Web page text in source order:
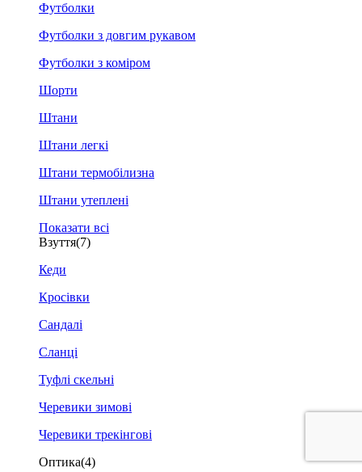
Футболки
Футболки з довгим рукавом
Футболки з коміром
Шорти
Штани
Штани легкі
Штани термобілизна
Штани утеплені
Показати всі
Взуття(7)
Кеди
Кросівки
Сандалі
Сланці
Туфлі скельні
Черевики зимові
Черевики трекінгові
Оптика(4)